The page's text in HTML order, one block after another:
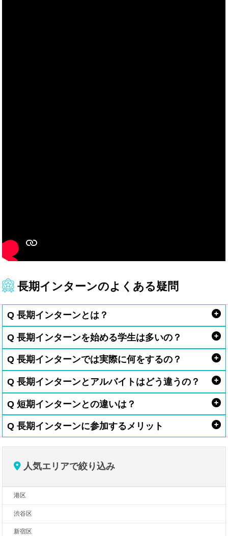
長期インターンのよくある疑問
Q 長期インターンとは？
Q 長期インターンを始める学生は多いの？
Q 長期インターンでは実際に何をするの？
Q 長期インターンとアルバイトはどう違うの？
Q 短期インターンとの違いは？
Q 長期インターンに参加するメリット
人気エリアで絞り込み
港区
渋谷区
新宿区